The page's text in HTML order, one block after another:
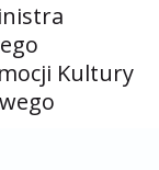
Kultury